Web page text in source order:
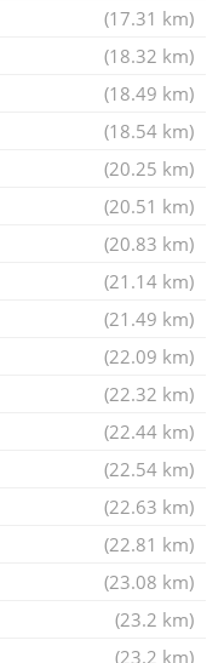
(17.31 km)
(18.32 km)
(18.49 km)
(18.54 km)
(20.25 km)
(20.51 km)
(20.83 km)
(21.14 km)
(21.49 km)
(22.09 km)
(22.32 km)
(22.44 km)
(22.54 km)
(22.63 km)
(22.81 km)
(23.08 km)
(23.2 km)
(23.2 km)